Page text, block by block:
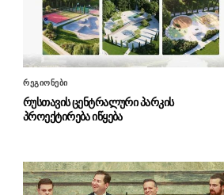
რეგიონები
რუსთავის ცენტრალური პარკის
პროექტირება იწყება